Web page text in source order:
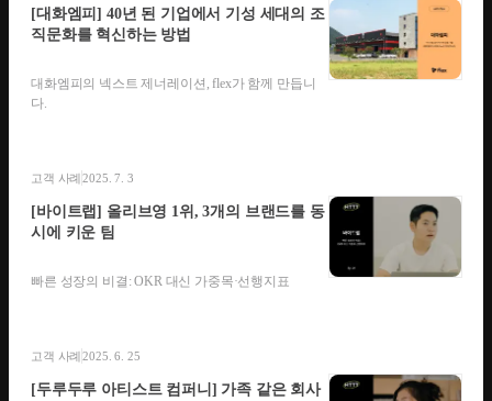
[대화엠피] 40년 된 기업에서 기성 세대의 조
직문화를 혁신하는 방법
대화엠피의 넥스트 제너레이션, flex가 함께 만듭니
다.
고객 사례2025. 7. 3
[바이트랩] 올리브영 1위, 3개의 브랜드를 동
시에 키운 팀
빠른 성장의 비결: OKR 대신 가중목·선행지표
고객 사례2025. 6. 25
[두루두루 아티스트 컴퍼니] 가족 같은 회사